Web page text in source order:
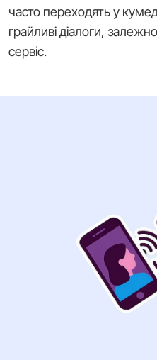
часто переходять у
грайливі діалоги,
сервіс.